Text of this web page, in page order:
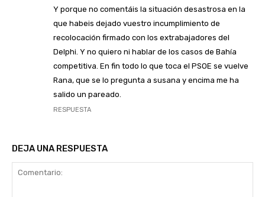
Y porque no comentáis la situación desastrosa en la
que habeis dejado vuestro incumplimiento de
recolocación firmado con los extrabajadores del
Delphi. Y no quiero ni hablar de los casos de Bahía
competitiva. En fin todo lo que toca el PSOE se vuelve
Rana, que se lo pregunta a susana y encima me ha
salido un pareado.
RESPUESTA
DEJA UNA RESPUESTA